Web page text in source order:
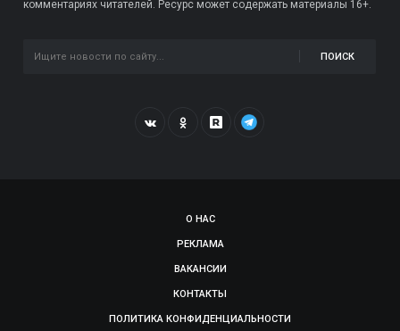
комментариях читателей. Ресурс может содержать материалы 16+.
ПОИСК
О НАС
РЕКЛАМА
ВАКАНСИИ
КОНТАКТЫ
ПОЛИТИКА КОНФИДЕНЦИАЛЬНОСТИ